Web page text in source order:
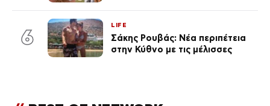
6
LIFE
Σάκης Ρουβάς: Νέα περιπέτεια
στην Κύθνο με τις μέλισσες